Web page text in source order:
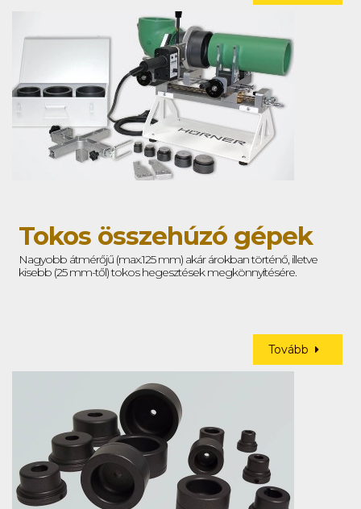
Tokos összehúzó gépek
Nagyobb átmérőjű (max.125 mm) akár árokban történő, illetve
kisebb (25 mm-től) tokos hegesztések megkönnyítésére.
Tovább